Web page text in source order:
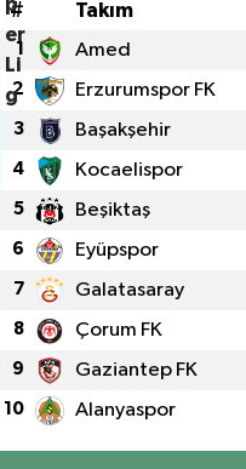
# Takım
1 Amed
2 Erzurumspor FK
3 Başakşehir
4 Kocaelispor
5 Beşiktaş
6 Eyüpspor
7 Galatasaray
8 Çorum FK
9 Gaziantep FK
10 Alanyaspor